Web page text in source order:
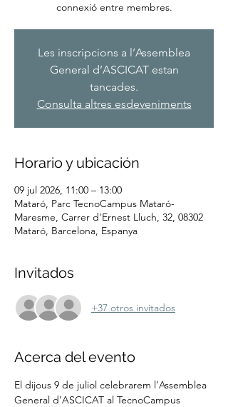
connexió entre membres.
Les inscripcions a l’Assemblea
General d’ASCICAT estan
tancades.
Consulta altres esdeveniments
Horario y ubicación
09 jul 2026, 11:00 – 13:00
Mataró, Parc TecnoCampus Mataró-
Maresme, Carrer d'Ernest Lluch, 32, 08302
Mataró, Barcelona, Espanya
Invitados
+37 otros invitados
Acerca del evento
El dijous 9 de juliol celebrarem l’Assemblea
General d’ASCICAT al TecnoCampus